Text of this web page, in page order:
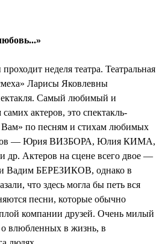
неделя театра. Театральная
Ларисы Яковлевны
Самый любимый и
актеров, это спектакль-
Вам» по песням и стихам любимых
— Юрия ВИЗБОРА, Юлия КИМА,
Актеров на сцене всего двое —
Вадим БЕРЕЗИКОВ, однако в
что здесь могла бы петь вся
песни, которые обычно
компании друзей. Очень милый
влюбленных в жизнь, в